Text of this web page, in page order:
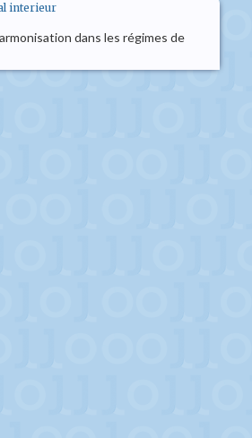
interieur
dans les régimes de